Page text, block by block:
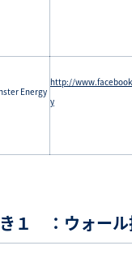
Energy
http://
y
１ ：ウォール